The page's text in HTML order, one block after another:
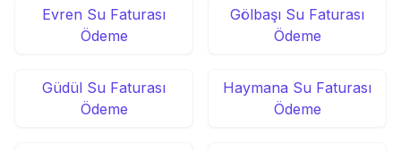
Evren Su Faturası
Ödeme
Gölbaşı Su Faturası
Ödeme
Güdül Su Faturası
Ödeme
Haymana Su Faturası
Ödeme